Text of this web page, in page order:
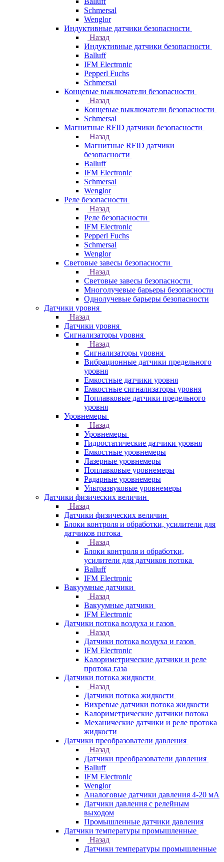
Schmersal
Wenglor
Индуктивные датчики безопасности
Назад
Индуктивные датчики безопасности
Balluff
IFM Electronic
Pepperl Fuchs
Schmersal
Концевые выключатели безопасности
Назад
Концевые выключатели безопасности
Schmersal
Магнитные RFID датчики безопасности
Назад
Магнитные RFID датчики
безопасности
Balluff
IFM Electronic
Schmersal
Wenglor
Реле безопасности
Назад
Реле безопасности
IFM Electronic
Pepperl Fuchs
Schmersal
Wenglor
Световые завесы безопасности
Назад
Световые завесы безопасности
Многолучевые барьеры безопасности
Однолучевые барьеры безопасности
Датчики уровня
Назад
Датчики уровня
Сигнализаторы уровня
Назад
Сигнализаторы уровня
Вибрационные датчики предельного
уровня
Емкостные датчики уровня
Емкостные сигнализаторы уровня
Поплавковые датчики предельного
уровня
Уровнемеры
Назад
Уровнемеры
Гидростатические датчики уровня
Емкостные уровнемеры
Лазерные уровнемеры
Поплавковые уровнемеры
Радарные уровнемеры
Ультразвуковые уровнемеры
Датчики физических величин
Назад
Датчики физических величин
Блоки контроля и обработки, усилители для
датчиков потока
Назад
Блоки контроля и обработки,
усилители для датчиков потока
Balluff
IFM Electronic
Вакуумные датчики
Назад
Вакуумные датчики
IFM Electronic
Датчики потока воздуха и газов
Назад
Датчики потока воздуха и газов
IFM Electronic
Калориметрические датчики и реле
протока газа
Датчики потока жидкости
Назад
Датчики потока жидкости
Вихревые датчики потока жидкости
Калориметрические датчики потока
Механические датчики и реле протока
жидкости
Датчики преобразователи давления
Назад
Датчики преобразователи давления
Balluff
IFM Electronic
Wenglor
Аналоговые датчики давления 4-20 мА
Датчики давления с релейным
выходом
Промышленные датчики давления
Датчики температуры промышленные
Назад
Датчики температуры промышленные